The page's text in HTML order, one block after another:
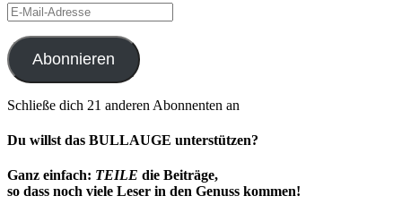
E-
Mail-
Adresse
Abonnieren
Schließe dich 21 anderen Abonnenten an
Du willst das BULLAUGE unterstützen?
Ganz einfach: TEILE die Beiträge,
so dass noch viele Leser in den Genuss kommen!